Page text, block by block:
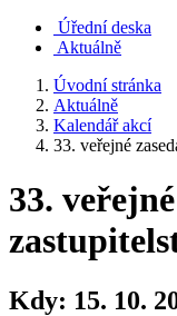
Úřední deska
Aktuálně
Úvodní stránka
Aktuálně
Kalendář akcí
33. veřejné
33.
Kdy: 15. 10.